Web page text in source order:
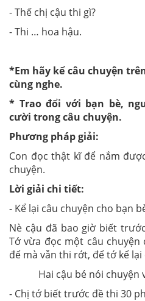
- Thế chị cậu thi gì?
- Thi … hoa hậu.
*Em hãy kể câu chuyện
cùng nghe.
* Trao đổi với bạn bè,
cười trong câu chuyện.
Phương pháp giải:
Con đọc thật kĩ để nắm
chuyện.
Lời giải chi tiết:
- Kể lại câu chuyện cho bạn
Nè cậu đã bao giờ biết
Tớ vừa đọc một câu
để mà vẫn thi rớt, để tớ kể
Hai cậu bé nói chuyện
- Chị tớ biết trước đề thi 30